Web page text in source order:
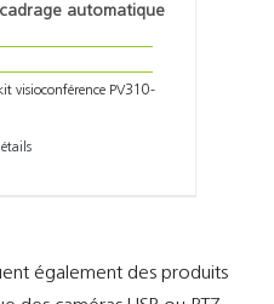
automatique
visioconférence PV310-
également des produits